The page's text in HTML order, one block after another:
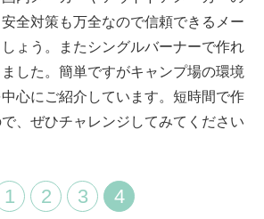
全対策も万全なので信頼できるメー
ょう。またシングルバーナーで作れ
した。簡単ですがキャンプ場の環境
心にご紹介しています。短時間で作
、ぜひチャレンジしてみてください
1 2 3 4